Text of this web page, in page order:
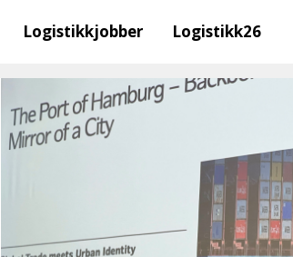
Logistikkjobber Logistikk26